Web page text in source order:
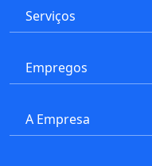
Serviços
Empregos
A Empresa